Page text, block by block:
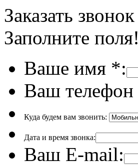
Заказать звонок
Заполните поля!
Ваше имя *:
Ваш телефон
Куда будем вам звонить:
Дата и время звонка:
Ваш E-mail: